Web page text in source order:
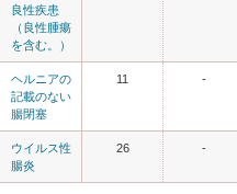
良性疾患
（良性腫瘍
を含む。）
ヘルニアの
記載のない
腸閉塞
11 -
ウイルス性
腸炎
26 -